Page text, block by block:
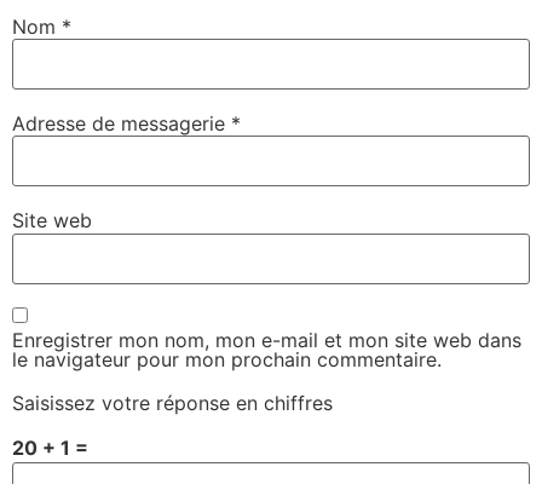
Nom *
Adresse de messagerie *
Site web
Enregistrer mon nom, mon e-mail et mon site web dans
le navigateur pour mon prochain commentaire.
Saisissez votre réponse en chiffres
20 + 1 =